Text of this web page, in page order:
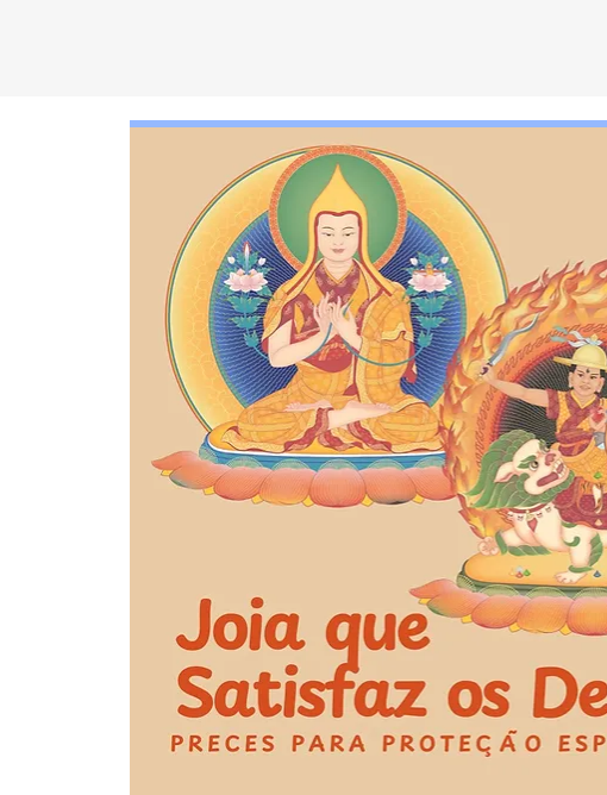
CENTRO
KA DAMPA